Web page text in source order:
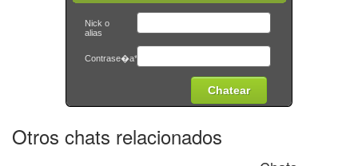
Nick o
alias
Contrase�a*
Otros chats relacionados